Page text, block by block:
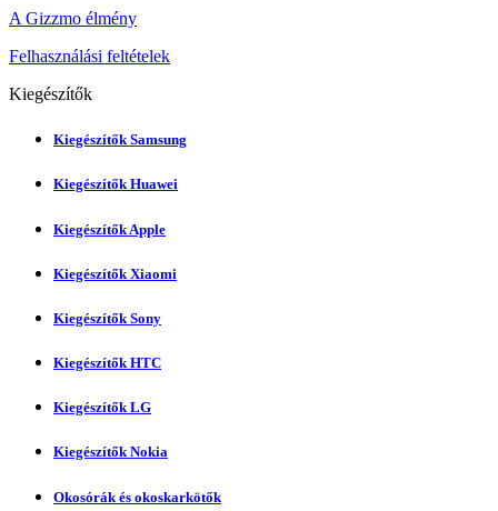
A Gizzmo élmény
Felhasználási feltételek
Kiegészítők
Kiegészítők Samsung
Kiegészítők Huawei
Kiegészítők Apple
Kiegészítők Xiaomi
Kiegészítők Sony
Kiegészítők HTC
Kiegészítők LG
Kiegészítők Nokia
Okosórák és okoskarkötők